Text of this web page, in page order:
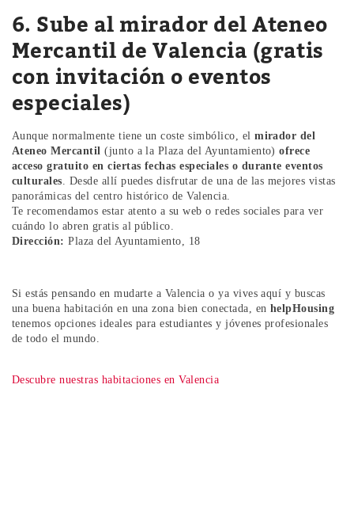
6. Sube al mirador del Ateneo
Mercantil de Valencia (gratis
con invitación o eventos
especiales)
Aunque normalmente tiene un coste simbólico, elmirador del
Ateneo Mercantil (junto a la Plaza del Ayuntamiento)ofrece
acceso gratuito en ciertas fechas especiales o durante eventos
culturales. Desde allí puedes disfrutar de una de las mejores vistas
panorámicas del centro histórico de Valencia.
Te recomendamos estar atento a su web o redes sociales para ver
cuándo lo abren gratis al público.
Dirección:Plaza del Ayuntamiento, 18
Si estás pensando en mudarte a Valencia o ya vives aquí y buscas
una buena habitación en una zona bien conectada, en helpHousing
tenemos opciones ideales para estudiantes y jóvenes profesionales
de todo el mundo.
Descubre nuestras habitaciones en Valencia